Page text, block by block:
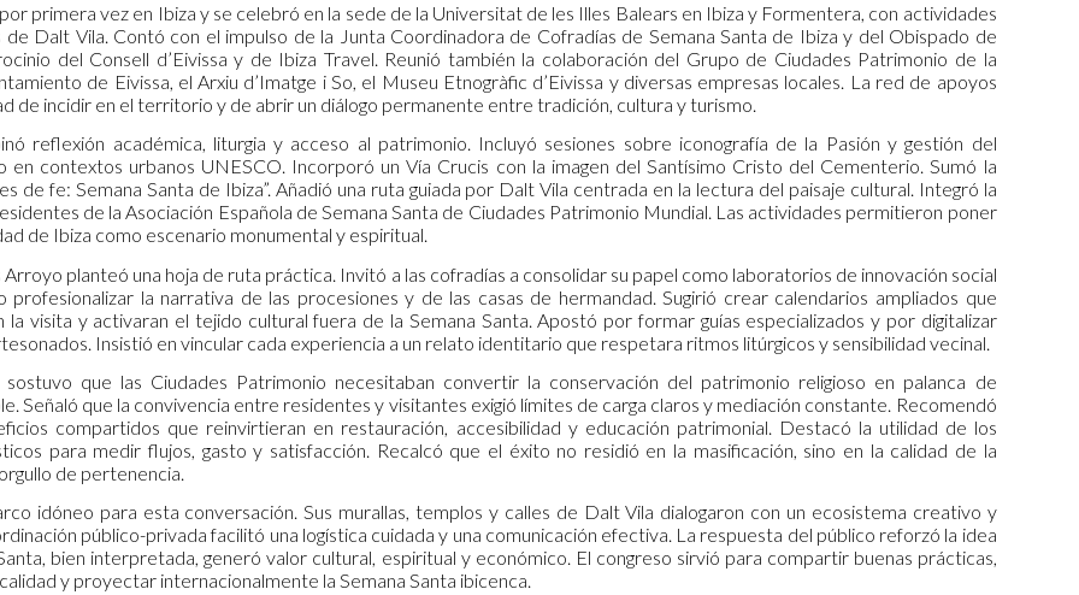
primera vez en Ibiza y se celebró en la sede de la Universitat de les Illes Balears en Ibiza y Formentera, con actividades
Dalt Vila. Contó con el impulso de la Junta Coordinadora de Cofradías de Semana Santa de Ibiza y del Obispado de
del Consell d’Eivissa y de Ibiza Travel. Reunió también la colaboración del Grupo de Ciudades Patrimonio de la
de Eivissa, el Arxiu d’Imatge i So, el Museu Etnogràfic d’Eivissa y diversas empresas locales. La red de apoyos
de incidir en el territorio y de abrir un diálogo permanente entre tradición, cultura y turismo.
reflexión académica, liturgia y acceso al patrimonio. Incluyó sesiones sobre iconografía de la Pasión y gestión del
en contextos urbanos UNESCO. Incorporó un Vía Crucis con la imagen del Santísimo Cristo del Cementerio. Sumó la
de fe: Semana Santa de Ibiza”. Añadió una ruta guiada por Dalt Vila centrada en la lectura del paisaje cultural. Integró la
de la Asociación Española de Semana Santa de Ciudades Patrimonio Mundial. Las actividades permitieron poner
de Ibiza como escenario monumental y espiritual.
Arroyo planteó una hoja de ruta práctica. Invitó a las cofradías a consolidar su papel como laboratorios de innovación social
profesionalizar la narrativa de las procesiones y de las casas de hermandad. Sugirió crear calendarios ampliados que
la visita y activaran el tejido cultural fuera de la Semana Santa. Apostó por formar guías especializados y por digitalizar
Insistió en vincular cada experiencia a un relato identitario que respetara ritmos litúrgicos y sensibilidad vecinal.
que las Ciudades Patrimonio necesitaban convertir la conservación del patrimonio religioso en palanca de
Señaló que la convivencia entre residentes y visitantes exigió límites de carga claros y mediación constante. Recomendó
compartidos que reinvirtieran en restauración, accesibilidad y educación patrimonial. Destacó la utilidad de los
para medir flujos, gasto y satisfacción. Recalcó que el éxito no residió en la masificación, sino en la calidad de la
de pertenencia.
idóneo para esta conversación. Sus murallas, templos y calles de Dalt Vila dialogaron con un ecosistema creativo y
público-privada facilitó una logística cuidada y una comunicación efectiva. La respuesta del público reforzó la idea
bien interpretada, generó valor cultural, espiritual y económico. El congreso sirvió para compartir buenas prácticas,
y proyectar internacionalmente la Semana Santa ibicenca.